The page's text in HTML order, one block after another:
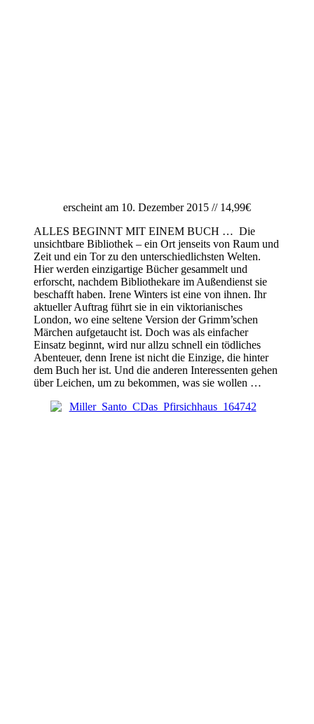
erscheint am 10. Dezember 2015 // 14,99€
ALLES BEGINNT MIT EINEM BUCH … Die
unsichtbare Bibliothek – ein Ort jenseits von Raum und
Zeit und ein Tor zu den unterschiedlichsten Welten.
Hier werden einzigartige Bücher gesammelt und
erforscht, nachdem Bibliothekare im Außendienst sie
beschafft haben. Irene Winters ist eine von ihnen. Ihr
aktueller Auftrag führt sie in ein viktorianisches
London, wo eine seltene Version der Grimm’schen
Märchen aufgetaucht ist. Doch was als einfacher
Einsatz beginnt, wird nur allzu schnell ein tödliches
Abenteuer, denn Irene ist nicht die Einzige, die hinter
dem Buch her ist. Und die anderen Interessenten gehen
über Leichen, um zu bekommen, was sie wollen …